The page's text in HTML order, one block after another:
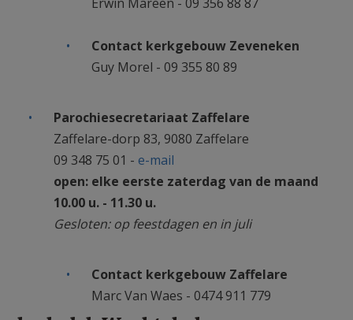
Contact kerkgebouw Zeveneken
Guy Morel - 09 355 80 89
Parochiesecretariaat Zaffelare
Zaffelare-dorp 83, 9080 Zaffelare
09 348 75 01 - e-mail
open: elke eerste zaterdag van de maand
10.00 u. - 11.30 u.
Gesloten: op feestdagen en in juli
Contact kerkgebouw Zaffelare
Marc Van Waes - 0474 911 779